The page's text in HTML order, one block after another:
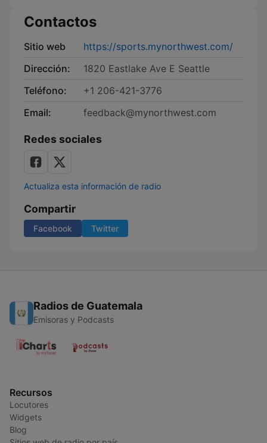
Contactos
Sitio web
https://sports.mynorthwest.com/
Dirección:
1820 Eastlake Ave E Seattle
Teléfono:
+1 206-421-3776
Email:
feedback@mynorthwest.com
Redes sociales
Actualiza esta información de radio
Compartir
Facebook Twitter
Radios de Guatemala
Emisoras y Podcasts
Recursos
Locutores
Widgets
Blog